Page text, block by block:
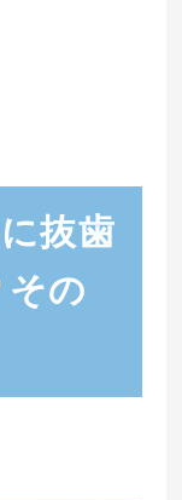
抜歯
の